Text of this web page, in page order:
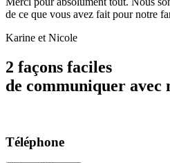
de ce que vous avez fait pour notre
Karine et Nicole
2 façons faciles
de communiquer avec
Téléphone